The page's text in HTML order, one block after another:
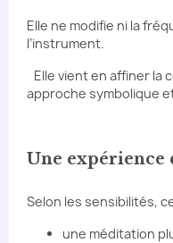
Elle ne modifie ni la
l’instrument.
Elle vient en affiner la
approche symbolique
Une expérience
Selon les sensibilités,
une méditation